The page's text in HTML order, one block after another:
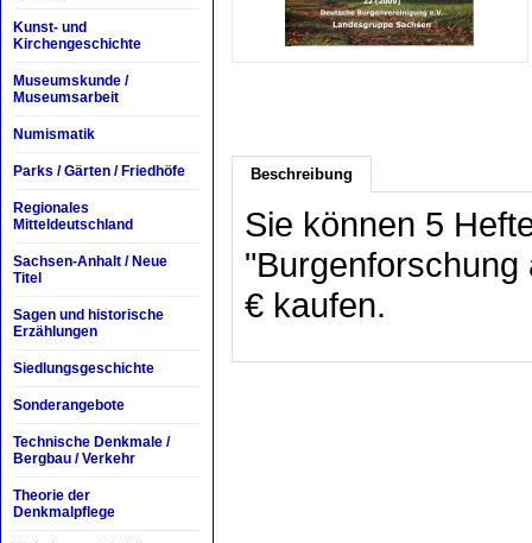
Kunst- und
Kirchengeschichte
Museumskunde /
Museumsarbeit
Numismatik
Parks / Gärten / Friedhöfe
Regionales
Mitteldeutschland
Sachsen-Anhalt / Neue
Titel
Sagen und historische
Erzählungen
Siedlungsgeschichte
Sonderangebote
Technische Denkmale /
Bergbau / Verkehr
Theorie der
Denkmalpflege
Beschreibung
Sie können 5
€ kaufen.